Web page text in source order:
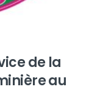
de la
au